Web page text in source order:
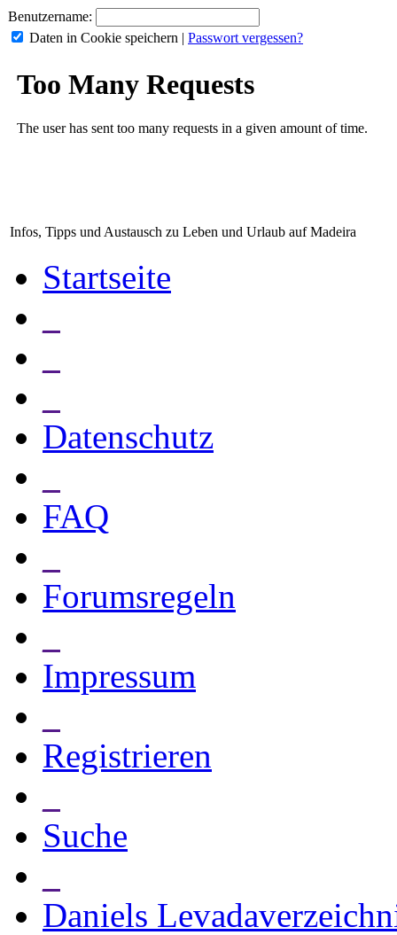
Benutzername:
Daten in Cookie speichern | Passwort vergessen?
Infos, Tipps und Austausch zu Leben und Urlaub auf Madeira
Startseite
Datenschutz
FAQ
Forumsregeln
Impressum
Registrieren
Suche
Daniels